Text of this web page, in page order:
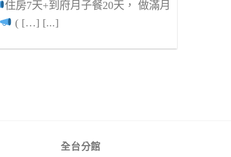
住房7天+到府月子餐20天， 做滿月
( […] [...]
全台分館